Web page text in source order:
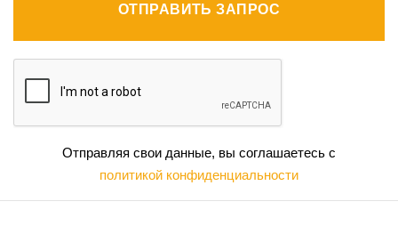
ОТПРАВИТЬ ЗАПРОС
Отправляя свои данные, вы соглашаетесь с
политикой конфиденциальности